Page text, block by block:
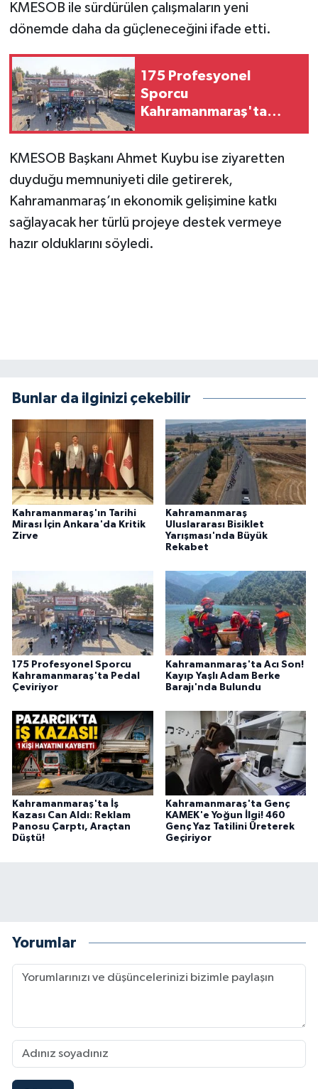
KMESOB ile sürdürülen çalışmaların yeni
dönemde daha da güçleneceğini ifade etti.
175 Profesyonel
Sporcu
Kahramanmaraş'ta
KMESOB Başkanı Ahmet Kuybu ise ziyaretten
duyduğu memnuniyeti dile getirerek,
Kahramanmaraş’ın ekonomik gelişimine katkı
sağlayacak her türlü projeye destek vermeye
hazır olduklarını söyledi.
Bunlar da ilginizi çekebilir
Kahramanmaraş'ın Tarihi
Mirası İçin Ankara'da Kritik
Zirve
Kahramanmaraş
Uluslararası Bisiklet
Yarışması'nda Büyük
Rekabet
175 Profesyonel Sporcu
Kahramanmaraş'ta Pedal
Çeviriyor
Kahramanmaraş'ta Acı Son!
Kayıp Yaşlı Adam Berke
Barajı'nda Bulundu
Kahramanmaraş'ta İş
Kazası Can Aldı: Reklam
Panosu Çarptı, Araçtan
Düştü!
Kahramanmaraş'ta Genç
KAMEK'e Yoğun İlgi! 460
Genç Yaz Tatilini Üreterek
Geçiriyor
Yorumlar